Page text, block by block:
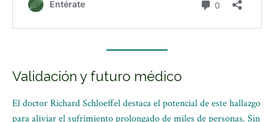
Validación y futuro médico
El doctor Richard Schloeffel destaca el potencial de este hallazgo
para aliviar el sufrimiento prolongado de miles de personas. Sin